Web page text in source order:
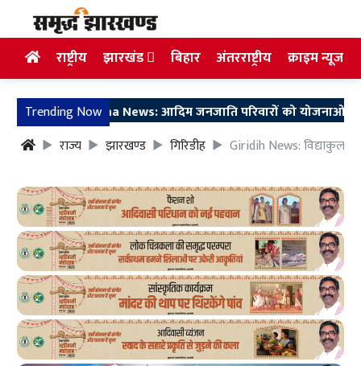
राष्ट्रीय झारखंड बिहार अंतरराष्ट्रीय क्राइम न्यूज
Trending Now
Koderma News: आदिम जनजाति परिवारों को योजनाओं से जोड़ने के
राज्य
झारखण्ड गिरिडीह Giridih News: विद्याकुलम